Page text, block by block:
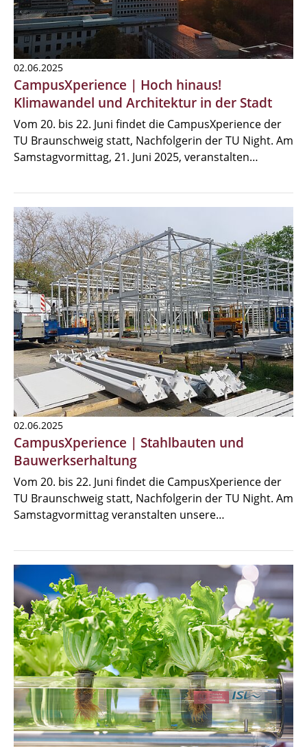
02.06.2025
CampusXperience | Hoch hinaus!
Klimawandel und Architektur in der Stadt
Vom 20. bis 22. Juni findet die CampusXperience der
TU Braunschweig statt, Nachfolgerin der TU Night. Am
Samstagvormittag, 21. Juni 2025, veranstalten…
02.06.2025
CampusXperience | Stahlbauten und
Bauwerkserhaltung
Vom 20. bis 22. Juni findet die CampusXperience der
TU Braunschweig statt, Nachfolgerin der TU Night. Am
Samstagvormittag veranstalten unsere…